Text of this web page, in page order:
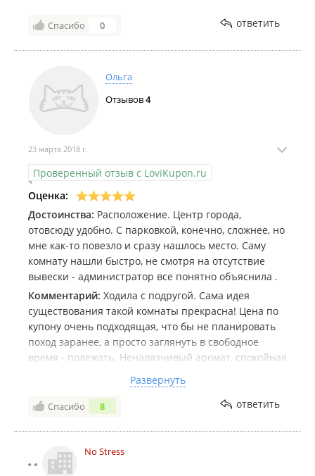
Спасибо 0 ответить
Ольга
Отзывов4
23 марта 2018 г.
Проверенный отзыв с LoviKupon.ru
Оценка:
Достоинства: Расположение. Центр города,
отовсюду удобно. С парковкой, конечно, сложнее, но
мне как-то повезло и сразу нашлось место. Саму
комнату нашли быстро, не смотря на отсутствие
вывески - администратор все понятно объяснила .
Комментарий: Ходила с подругой. Сама идея
существования такой комнаты прекрасна! Цена по
купону очень подходящая, что бы не планировать
поход заранее, а просто заглянуть в свободное
время - полежать. Ненавязчивый аромат, спокойная
Заглянула в общую комнату - обязательно приду с
ребёнком сюда.
Развернуть
Спасибо 8 ответить
No Stress